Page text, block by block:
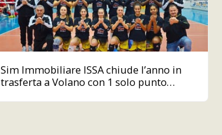
Sim Immobiliare ISSA chiude l’anno in
trasferta a Volano con 1 solo punto